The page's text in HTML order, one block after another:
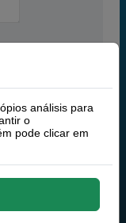
DE
análisis para
o
pode clicar em